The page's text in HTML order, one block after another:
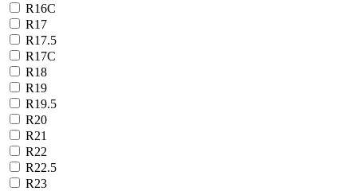
R16C
R17
R17.5
R17C
R18
R19
R19.5
R20
R21
R22
R22.5
R23